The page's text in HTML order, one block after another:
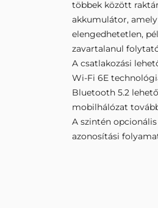
többek között
akkumulátor,
elengedhetetlen,
zavartalanul
A csatlakozási
Wi-Fi 6E
Bluetooth 5.2
mobilhálózat
A szintén
azonosítási